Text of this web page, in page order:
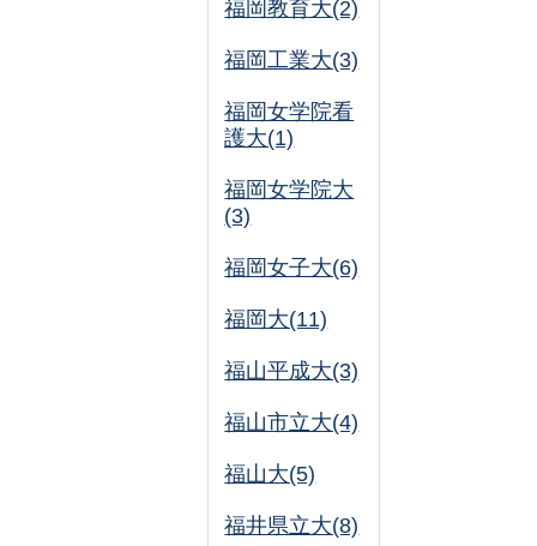
福岡教育大(2)
福岡工業大(3)
福岡女学院看
護大(1)
福岡女学院大
(3)
福岡女子大(6)
福岡大(11)
福山平成大(3)
福山市立大(4)
福山大(5)
福井県立大(8)